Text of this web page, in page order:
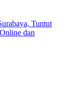
Tuntut
dan